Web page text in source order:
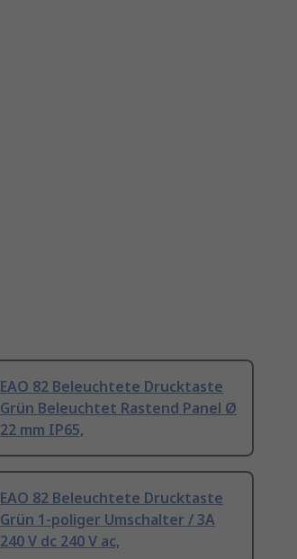
EAO 82 Beleuchtete Drucktaste
Grün Beleuchtet Rastend Panel Ø
22 mm IP65,
EAO 82 Beleuchtete Drucktaste
Grün 1-poliger Umschalter / 3A
240 V dc 240 V ac,